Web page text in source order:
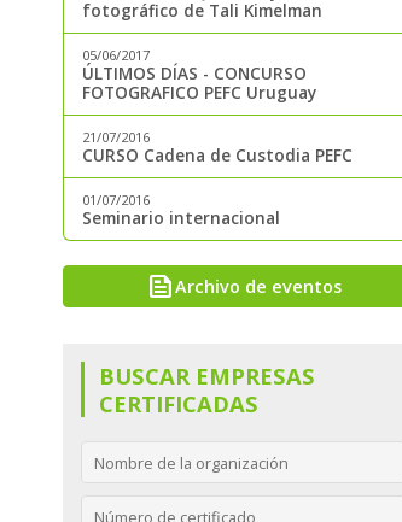
fotográfico de Tali Kimelman
05/06/2017
ÚLTIMOS DÍAS - CONCURSO
FOTOGRAFICO PEFC Uruguay
21/07/2016
CURSO Cadena de Custodia PEFC
01/07/2016
Seminario internacional
newsArchivo de eventos
BUSCAR EMPRESAS
CERTIFICADAS